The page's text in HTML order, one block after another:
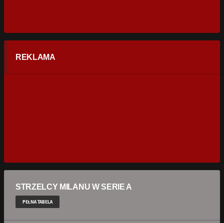
REKLAMA
STRZELCY MILANU W SERIE A
PEŁNA TABELA